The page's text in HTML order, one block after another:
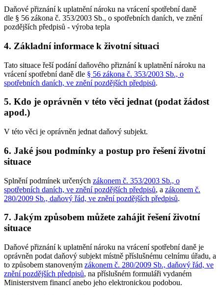
Daňové přiznání k uplatnění nároku na vrácení spotřební daně
dle § 56 zákona č. 353/2003 Sb., o spotřebních daních, ve znění
pozdějších předpisů - výroba tepla
4. Základní informace k životní situaci
Tato situace řeší podání daňového přiznání k uplatnění nároku na
vrácení spotřební daně dle § 56 zákona č. 353/2003 Sb., o
spotřebních daních, ve znění pozdějších předpisů.
5. Kdo je oprávněn v této věci jednat (podat žádost
apod.)
V této věci je oprávněn jednat daňový subjekt.
6. Jaké jsou podmínky a postup pro řešení životní
situace
Splnění podmínek určených zákonem č. 353/2003 Sb., o
spotřebních daních, ve znění pozdějších předpisů, a zákonem č.
280/2009 Sb., daňový řád, ve znění pozdějších předpisů.
7. Jakým způsobem můžete zahájit řešení životní
situace
Daňové přiznání k uplatnění nároku na vrácení spotřební daně je
oprávněn podat daňový subjekt místně příslušnému celnímu úřadu, a
to způsobem stanoveným zákonem č. 280/2009 Sb., daňový řád, ve
znění pozdějších předpisů, na příslušném formuláři vydaném
Ministerstvem financí anebo jeho elektronickou podobou.